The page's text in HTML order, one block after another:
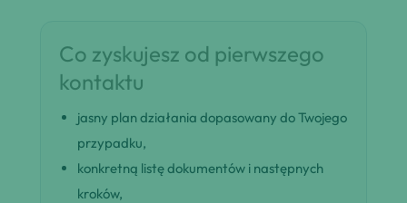
Co zyskujesz od pierwszego
kontaktu
jasny plan działania dopasowany do Twojego
przypadku,
konkretną listę dokumentów i następnych
kroków,